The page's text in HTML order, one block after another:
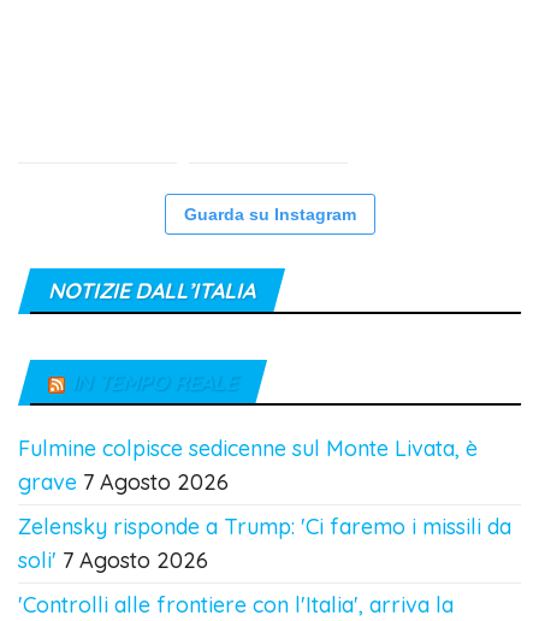
Guarda su Instagram
NOTIZIE DALL’ITALIA
IN TEMPO REALE
Fulmine colpisce sedicenne sul Monte Livata, è
grave 7 Agosto 2026
Zelensky risponde a Trump: 'Ci faremo i missili da
soli' 7 Agosto 2026
'Controlli alle frontiere con l'Italia', arriva la